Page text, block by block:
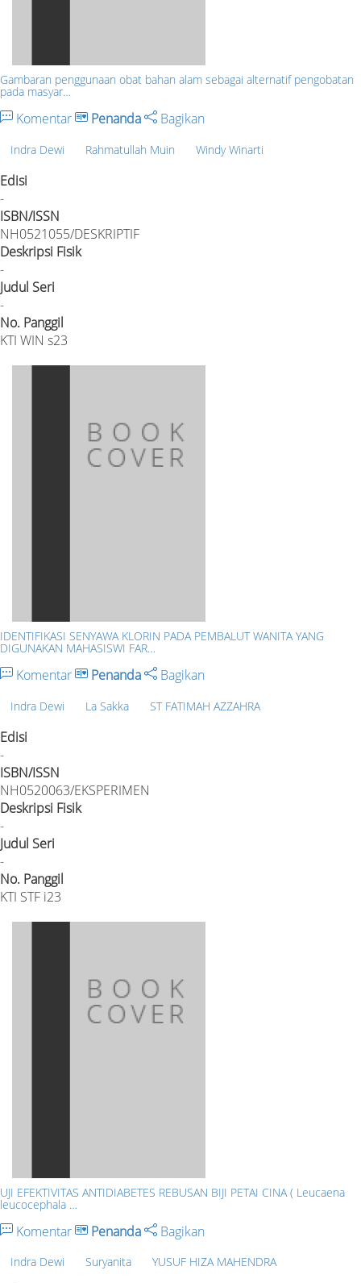
Gambaran penggunaan obat bahan alam sebagai alternatif pengobatan
pada masyar…
Komentar Penanda Bagikan
Indra Dewi Rahmatullah Muin Windy Winarti
Edisi
-
ISBN/ISSN
NH0521055/DESKRIPTIF
Deskripsi Fisik
-
Judul Seri
-
No. Panggil
KTI WIN s23
IDENTIFIKASI SENYAWA KLORIN PADA PEMBALUT WANITA YANG
DIGUNAKAN MAHASISWI FAR…
Komentar Penanda Bagikan
Indra Dewi La Sakka ST FATIMAH AZZAHRA
Edisi
-
ISBN/ISSN
NH0520063/EKSPERIMEN
Deskripsi Fisik
-
Judul Seri
-
No. Panggil
KTI STF i23
UJI EFEKTIVITAS ANTIDIABETES REBUSAN BIJI PETAI CINA ( Leucaena
leucocephala …
Komentar Penanda Bagikan
Indra Dewi Suryanita YUSUF HIZA MAHENDRA